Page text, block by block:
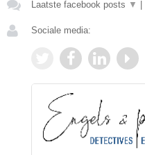
Laatste facebook posts ▼
Sociale media: